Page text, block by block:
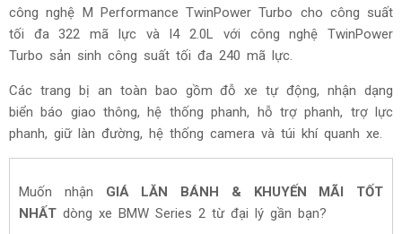
công nghệ M Performance TwinPower Turbo cho công suất
tối đa 322 mã lực và I4 2.0L với công nghệ TwinPower
Turbo sản sinh công suất tối đa 240 mã lực.
Các trang bị an toàn bao gồm đỗ xe tự động, nhận dạng
biển báo giao thông, hệ thống phanh, hỗ trợ phanh, trợ lực
phanh, giữ làn đường, hệ thống camera và túi khí quanh xe.
Muốn nhận GIÁ LĂN BÁNH & KHUYẾN MÃI TỐT
NHẤT dòng xe BMW Series 2 từ đại lý gần bạn?